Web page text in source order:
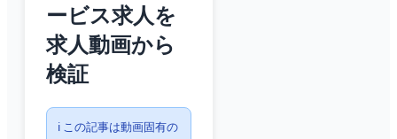
ービス求人を
求人動画から
検証
ℹ️ この記事は動画固有の